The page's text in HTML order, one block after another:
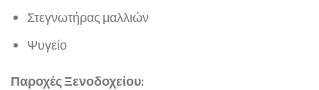
Στεγνωτήρας μαλλιών
Ψυγείο
Παροχές Ξενοδοχείου: